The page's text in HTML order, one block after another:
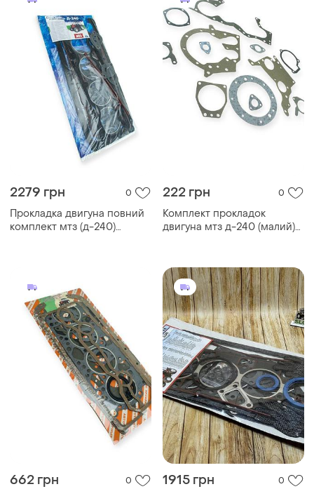
2279 грн 0
Прокладка двигуна повний
комплект мтз (д-240)
222 грн 0
Комплект прокладок
двигуна мтз д-240 (малий)
662 грн 0 1915 грн 0